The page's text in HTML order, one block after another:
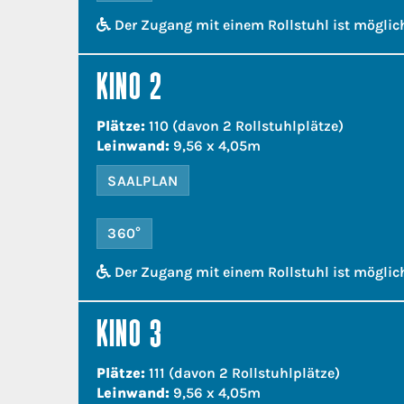
Der Zugang mit einem Rollstuhl ist
KINO 2
Plätze: 110 (davon 2 Rollstuhlplätze)
Leinwand: 9,56 x 4,05m
SAALPLAN
360°
Der Zugang mit einem Rollstuhl ist
KINO 3
Plätze: 111 (davon 2 Rollstuhlplätze)
Leinwand: 9,56 x 4,05m